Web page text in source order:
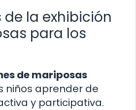
de la exhibición
para los
de mariposas
niños aprender de
y participativa.